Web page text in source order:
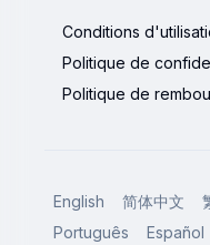
Conditions
Politique de
Politique de
English 简体中文
Português
Español